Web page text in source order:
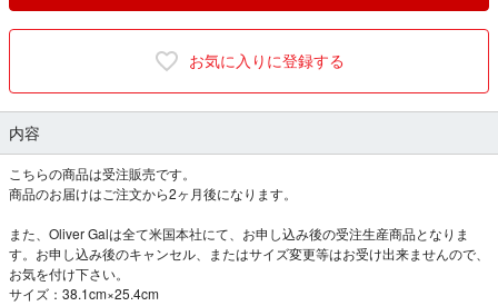
お気に入りに登録する
内容
こちらの商品は受注販売です。
商品のお届けはご注文から2ヶ月後になります。
また、Oliver Galは全て米国本社にて、お申し込み後の受注生産商品となりま
す。お申し込み後のキャンセル、またはサイズ変更等はお受け出来ませんので、
お気を付け下さい。
サイズ：38.1cm×25.4cm